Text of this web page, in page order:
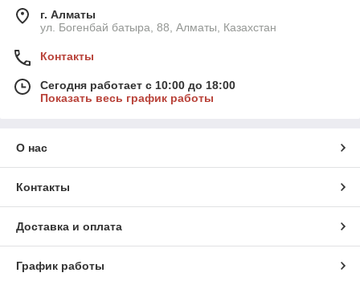
г. Алматы
ул. Богенбай батыра, 88, Алматы, Казахстан
Контакты
Сегодня работает с 10:00 до 18:00
Показать весь график работы
О нас
Контакты
Доставка и оплата
График работы